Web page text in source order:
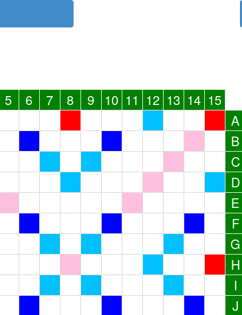
5 6 7 8 9 10 11 12 13 14 15
A
B
C
D
E
F
G
H
I
J